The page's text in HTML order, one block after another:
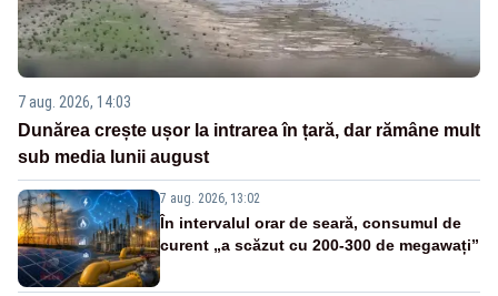
7 aug. 2026, 14:03
Dunărea crește ușor la intrarea în țară, dar rămâne mult
sub media lunii august
7 aug. 2026, 13:02
În intervalul orar de seară, consumul de
curent „a scăzut cu 200-300 de megawați”